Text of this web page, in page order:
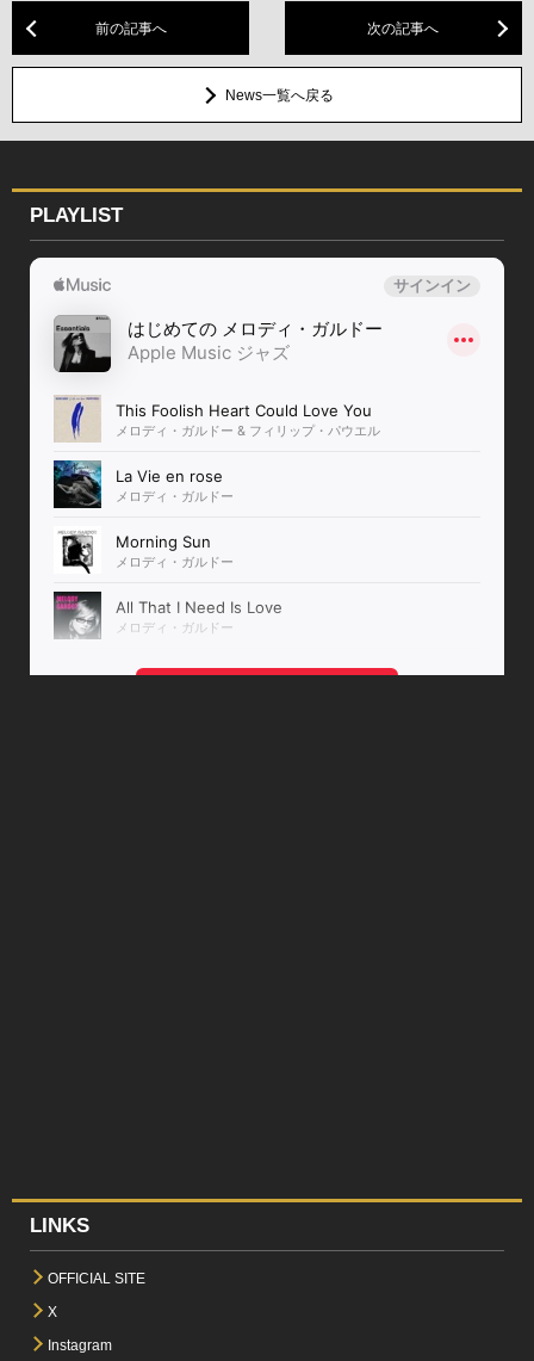
前の記事へ 次の記事へ
News一覧へ戻る
PLAYLIST
LINKS
OFFICIAL SITE
X
Instagram